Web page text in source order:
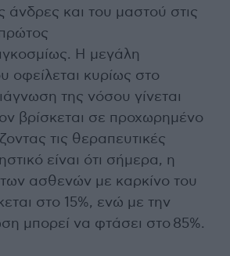
άνδρες και του μαστού στις
Η μεγάλη
οφείλεται κυρίως στο
της νόσου γίνεται
βρίσκεται σε προχωρημένο
τις θεραπευτικές
είναι ότι σήμερα, η
των ασθενών με καρκίνο του
στο 15%, ενώ με την
μπορεί να φτάσει στο 85%.